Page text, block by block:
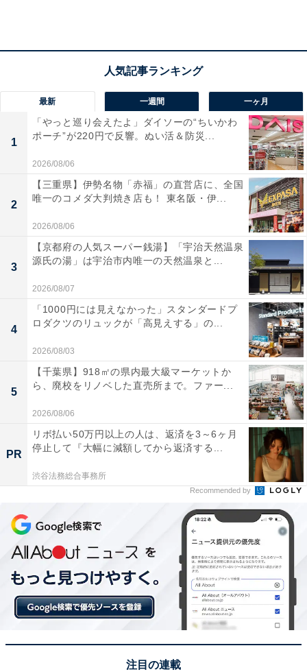
高橋さんが子どもたちに手渡した「みらいチケッ
ト」とは？
10月28日(土)から先着2020名の子どもに配布される「みらいチケット」
（2017年10月28日撮影）
最新 一週間 一ヶ月
1
「やっと巡り会えたよ」ダイソーの“ちいかわ
ポーチ”が220円で反響。ぬい活＆防災...
2026/08/06
2
【三重県】伊勢名物「赤福」の直営店に、全国
唯一のコメダ大判焼き店も！ 東名阪・伊...
2026/08/06
3
【京都府の人気スーパー銭湯】「宇治天然温泉
源氏の湯」は宇治市内唯一の天然温泉と...
2026/08/07
4
「1000円には見えなかった」スタンダードプ
ロダクツのリュックが「高見えする」の...
2026/08/03
5
【千葉県】918㎡の県内最大級マーケットか
ら、廃校をリノベした直売所まで。ファー...
2026/08/06
PR
リボ払い50万円以上の人は、返済を3～6ヶ月
停止して『大幅に減額してから返済する...
渋谷法務総合事務所
Recommended by
注目の連載